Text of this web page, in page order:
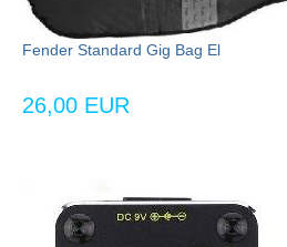
Fender Standard Gig Bag El
26,00 EUR